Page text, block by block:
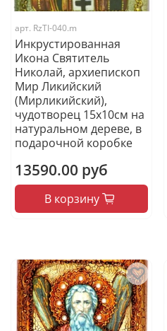
арт. RzTI-040.m
Инкрустированная
Икона Святитель
Николай, архиепископ
Мир Ликийский
(Мирликийский),
чудотворец 15х10см на
натуральном дереве, в
подарочной коробке
13590.00 руб
В корзину